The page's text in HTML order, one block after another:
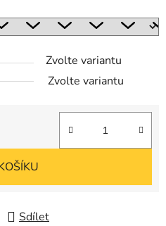
Zvolte variantu
Zvolte variantu
Sdílet